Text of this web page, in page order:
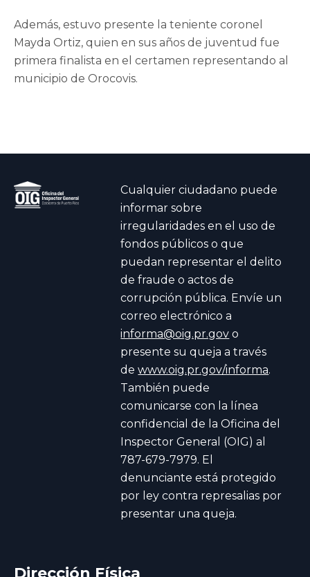
Además, estuvo presente la teniente coronel
Mayda Ortiz, quien en sus años de juventud fue
primera finalista en el certamen representando al
municipio de Orocovis.
Cualquier ciudadano puede
informar sobre
irregularidades en el uso de
fondos públicos o que
puedan representar el delito
de fraude o actos de
corrupción pública. Envíe un
correo electrónico a
informa@oig.pr.gov o
presente su queja a través
dewww.oig.pr.gov/informa.
También puede
comunicarse con la línea
confidencial de la Oficina del
Inspector General (OIG) al
787-679-7979. El
denunciante está protegido
por ley contra represalias por
presentar una queja.